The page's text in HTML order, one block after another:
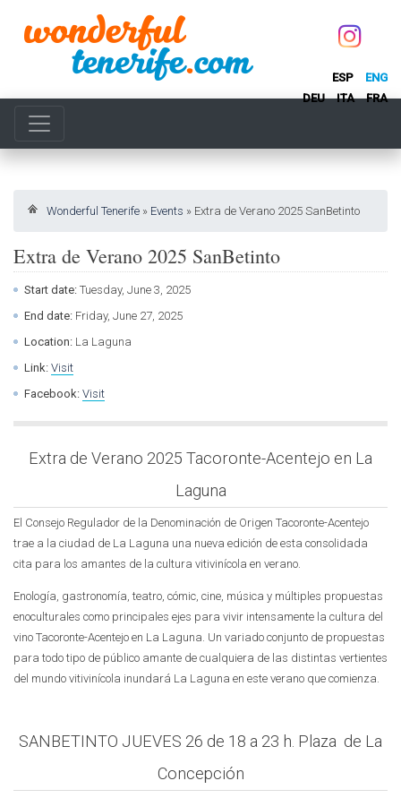
ESP
ENG
DEU
ITA FRA
Wonderful Tenerife » Events » Extra de Verano 2025 SanBetinto
Extra de Verano 2025 SanBetinto
Start date: Tuesday, June 3, 2025
End date: Friday, June 27, 2025
Location: La Laguna
Link: Visit
Facebook: Visit
Extra de Verano 2025 Tacoronte-Acentejo en La
Laguna
El Consejo Regulador de la Denominación de Origen Tacoronte-Acentejo
trae a la ciudad de La Laguna una nueva edición de esta consolidada
cita para los amantes de la cultura vitivinícola en verano.
Enología, gastronomía, teatro, cómic, cine, música y múltiples propuestas
enoculturales como principales ejes para vivir intensamente la cultura del
vino Tacoronte-Acentejo en La Laguna. Un variado conjunto de propuestas
para todo tipo de público amante de cualquiera de las distintas vertientes
del mundo vitivinícola inundará La Laguna en este verano que comienza.
SANBETINTO JUEVES 26 de 18 a 23 h. Plaza de La
Concepción